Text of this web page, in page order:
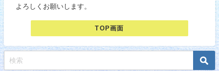
よろしくお願いします。
TOP画面